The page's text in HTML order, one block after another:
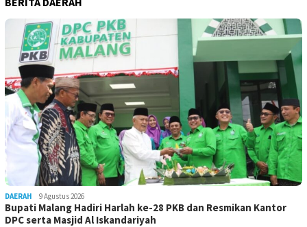
DAERAH 9 Agustus 2026
Bupati Malang Hadiri Harlah ke-28 PKB dan Resmikan Kantor
DPC serta Masjid Al Iskandariyah